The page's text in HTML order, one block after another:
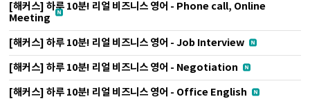
[해커스] 하루 10분! 리얼 비즈니스 영어 - Phone call, Online
Meeting
[해커스] 하루 10분! 리얼 비즈니스 영어 - Job Interview
[해커스] 하루 10분! 리얼 비즈니스 영어 - Negotiation
[해커스] 하루 10분! 리얼 비즈니스 영어 - Office English